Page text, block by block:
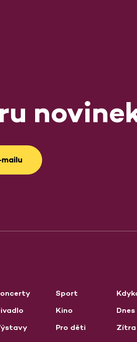
Sport
Kino
Pro děti
Dnes
Zítra